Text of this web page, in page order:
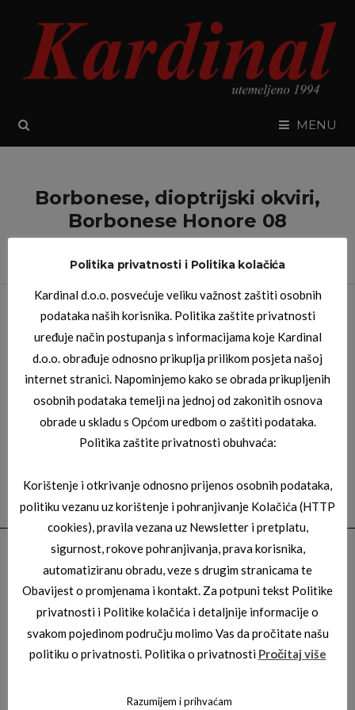
MENU
Borbonese, dioptrijski okviri,
Borbonese Honore 08
Home / Products tagged “Borbonese, dioptrijski okviri, Borbonese
Honore 08”
No products were found matching your selection.
KONTAKT:
Kardinal d.o.o.
Ulica dr. Franje Tuđmana 1
Telefon: +385 1 381 79 69
Politika privatnosti i Politika kolačića
Kardinal d.o.o. posvećuje veliku važnost zaštiti osobnih
podataka naših korisnika. Politika zaštite privatnosti
uređuje način postupanja s informacijama koje Kardinal
d.o.o. obrađuje odnosno prikuplja prilikom posjeta našoj
internet stranici. Napominjemo kako se obrada prikupljenih
osobnih podataka temelji na jednoj od zakonitih osnova
obrade u skladu s Općom uredbom o zaštiti podataka.
Politika zaštite privatnosti obuhvaća:
Korištenje i otkrivanje odnosno prijenos osobnih podataka,
politiku vezanu uz korištenje i pohranjivanje Kolačića (HTTP
cookies), pravila vezana uz Newsletter i pretplatu,
sigurnost, rokove pohranjivanja, prava korisnika,
automatiziranu obradu, veze s drugim stranicama te
Obavijest o promjenama i kontakt. Za potpuni tekst Politike
privatnosti i Politike kolačića i detaljnije informacije o
svakom pojedinom području molimo Vas da pročitate našu
politiku o privatnosti. Politika o privatnosti Pročitaj više
Razumijem i prihvaćam